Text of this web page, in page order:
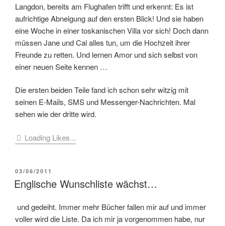
Langdon, bereits am Flughafen trifft und erkennt: Es ist
aufrichtige Abneigung auf den ersten Blick! Und sie haben
eine Woche in einer toskanischen Villa vor sich! Doch dann
müssen Jane und Cal alles tun, um die Hochzeit ihrer
Freunde zu retten. Und lernen Amor und sich selbst von
einer neuen Seite kennen …
Die ersten beiden Teile fand ich schon sehr witzig mit
seinen E-Mails, SMS und Messenger-Nachrichten. Mal
sehen wie der dritte wird.
Loading Likes...
VERÖFFENTLICHT
AM
03/06/2011
Englische Wunschliste wächst…
und gedeiht. Immer mehr Bücher fallen mir auf und immer
voller wird die Liste. Da ich mir ja vorgenommen habe, nur